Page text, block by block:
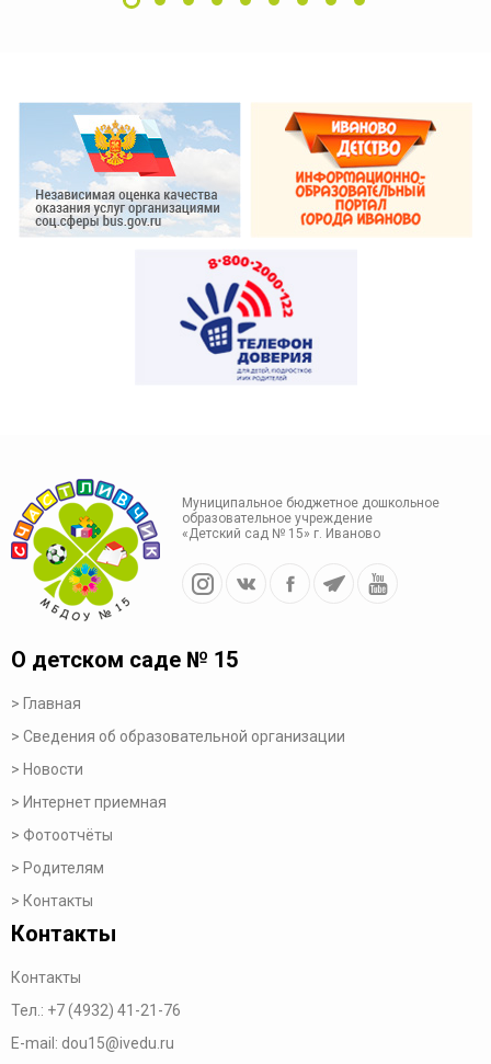
Муниципальное бюджетное дошкольное
образовательное учреждение
«Детский сад № 15» г. Иваново
О детском саде № 15
Главная
Сведения об образовательной организации
Новости
Интернет приемная
Фотоотчёты
Родителям
Контакты
Контакты
Контакты
Тел.: +7 (4932) 41-21-76
E-mail: dou15@ivedu.ru